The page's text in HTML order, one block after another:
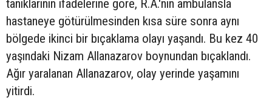
tanıklarının ifadelerine göre, R.A.'nın ambulansla
hastaneye götürülmesinden kısa süre sonra aynı
bölgede ikinci bir bıçaklama olayı yaşandı. Bu kez 40
yaşındaki Nizam Allanazarov boynundan bıçaklandı.
Ağır yaralanan Allanazarov, olay yerinde yaşamını
yitirdi.